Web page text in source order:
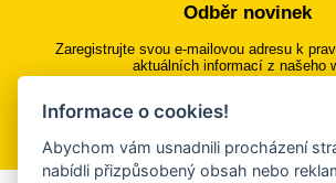
Odběr novinek
Zaregistrujte svou e-mailovou adresu k
aktuálních informací z našeho
Přihlásit se k odběru
Informace o cookies!
Abychom vám usnadnili procházení
nabídli přizpůsobený obsah nebo